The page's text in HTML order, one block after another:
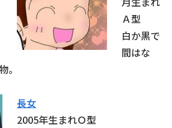
Ａ型
白か黒で
間はな
。
長女
2005年生まれＯ型